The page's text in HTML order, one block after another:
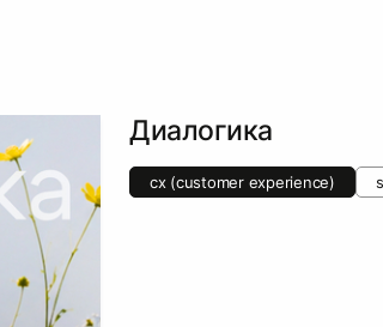
Диалогика
cx (customer experience)